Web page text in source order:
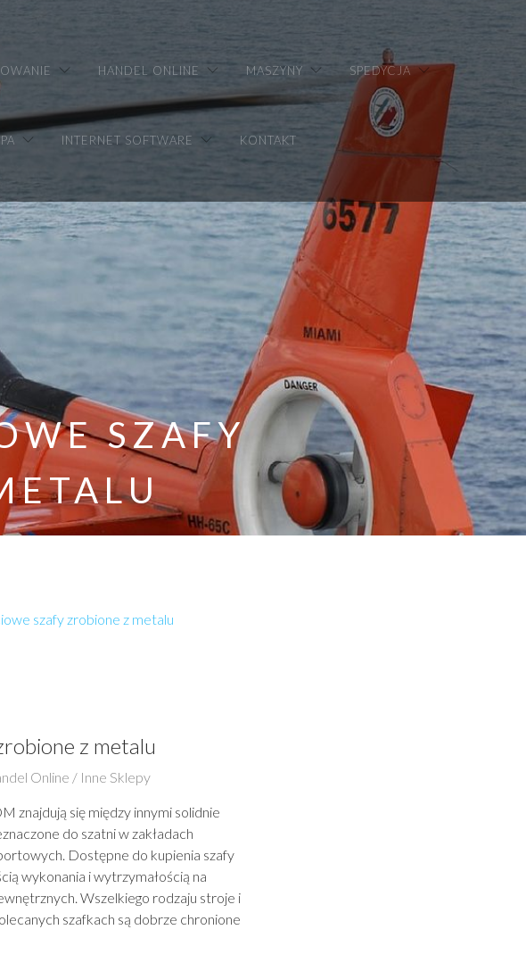
HANDEL ONLINE MASZYNY SPEDYCJA
INTERNET SOFTWARE KONTAKT
SZAFY
szafy zrobione z metalu
z metalu
Online / Inne Sklepy
znajdują się między innymi solidnie
do szatni w zakładach
Dostępne do kupienia szafy
wykonania i wytrzymałością na
Wszelkiego rodzaju stroje i
szafkach są dobrze chronione